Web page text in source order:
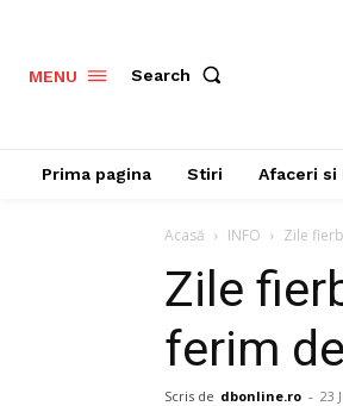
MENU Search
Prima pagina Stiri Afaceri si
Acasă INFO Zile
Zile
ferim
Scris de dbonline.ro - 23